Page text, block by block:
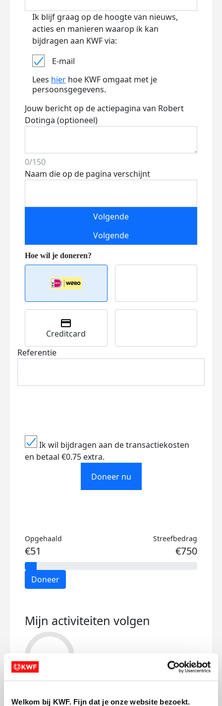
Welkom bij KWF. Fijn dat je onze website bezoekt.
Ik blijf graag op de hoogte van nieuws,
acties en manieren waarop ik kan
bijdragen aan KWF via:
E-mail
Lees hier hoe KWF omgaat met je
persoonsgegevens.
Jouw bericht op de actiepagina van Robert
Dotinga (optioneel)
0/150
Naam die op de pagina verschijnt
Volgende
Volgende
Creditcard
Referentie
Ik wil bijdragen aan de transactiekosten
en betaal €0.75 extra.
Doneer nu
Opgehaald
€51
Streefbedrag
€750
Doneer
Mijn activiteiten volgen
kms